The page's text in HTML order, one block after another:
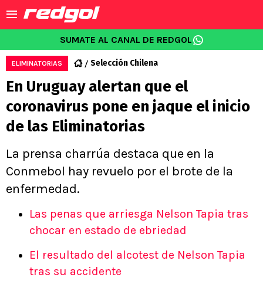
SUMATE AL CANAL DE REDGOL
ELIMINATORIAS Selección Chilena
En Uruguay alertan que el
coronavirus pone en jaque el inicio
de las Eliminatorias
La prensa charrúa destaca que en la
Conmebol hay revuelo por el brote de la
enfermedad.
Las penas que arriesga Nelson Tapia tras
chocar en estado de ebriedad
El resultado del alcotest de Nelson Tapia
tras su accidente